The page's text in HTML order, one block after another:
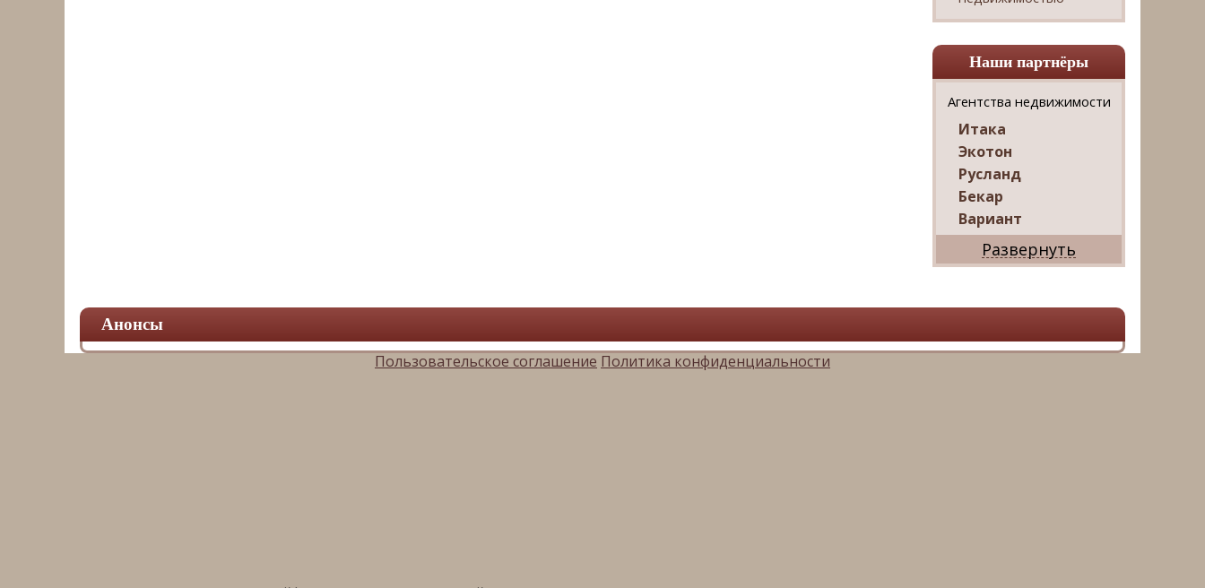
Наши партнёры
Агентства недвижимости
Итака
Экотон
Русланд
Бекар
Вариант
Дриада
Реал
Ваш Дом
Мир квартир
Анонсы
Пользовательское соглашение Политика конфиденциальности